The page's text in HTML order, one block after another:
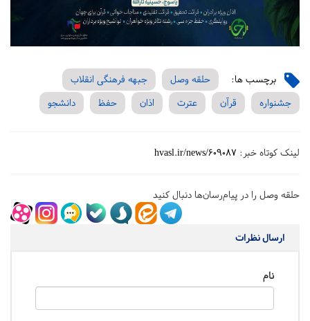
برچسب ها: حلقه وصل
جبهه فرهنگی انقلاب
جشنواره
قرآن عترت اذان حفظ دانشجو
لینک کوتاه خبر: hvasl.ir/news/609087
حلقه وصل را در پیام‌رسان‌ها دنبال کنید
ارسال نظرات
نام